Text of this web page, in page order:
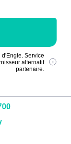
Service
alternatif
partenaire.